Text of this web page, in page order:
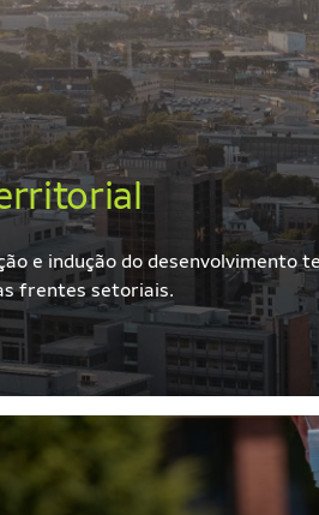
e indução do
frentes setoriais.